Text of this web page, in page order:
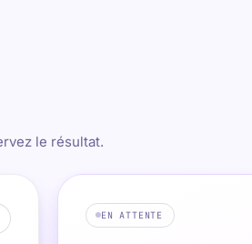
le résultat.
EN ATTENTE